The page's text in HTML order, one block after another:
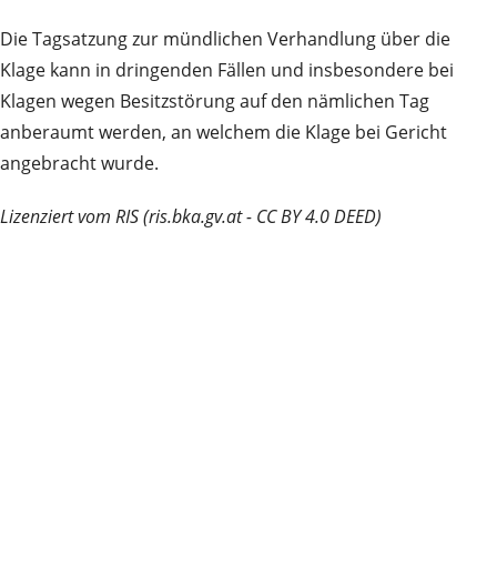
Die Tagsatzung zur mündlichen Verhandlung über die
Klage kann in dringenden Fällen und insbesondere bei
Klagen wegen Besitzstörung auf den nämlichen Tag
anberaumt werden, an welchem die Klage bei Gericht
angebracht wurde.
Lizenziert vom RIS (ris.bka.gv.at - CC BY 4.0 DEED)